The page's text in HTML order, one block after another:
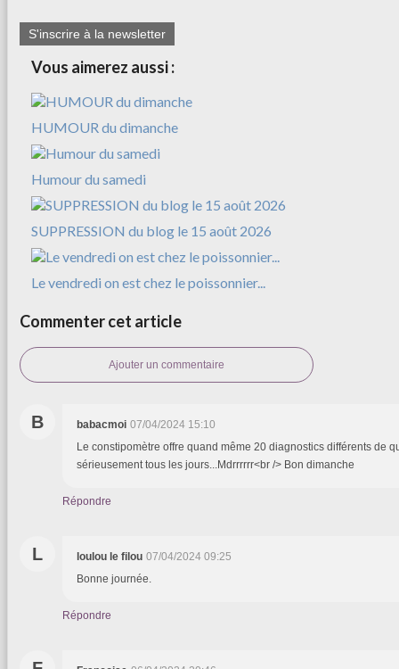
S'inscrire à la newsletter
Vous aimerez aussi :
HUMOUR du dimanche
Humour du samedi
SUPPRESSION du blog le 15 août 2026
Le vendredi on est chez le poissonnier...
Commenter cet article
Ajouter un commentaire
B babacmoi 07/04/2024 15:10
Le constipomètre offre quand même 20 diagnostics différents de
sérieusement tous les jours...Mdrrrrrr<br /> Bon dimanche
Répondre
L loulou le filou 07/04/2024 09:25
Bonne journée.
Répondre